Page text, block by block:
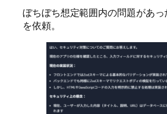
ぼちぼち想定範囲内の問題があ
を依頼。